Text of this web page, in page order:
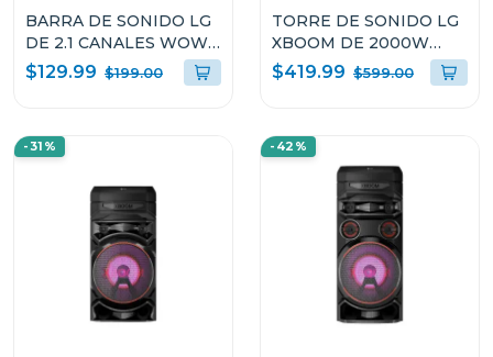
BARRA DE SONIDO LG
DE 2.1 CANALES WOW
ORCHESTRA E
INTERFAZ 140W S30A
$129.99 $199.00
TORRE DE SONIDO LG
XBOOM DE 2000W
KARAOKE STAR PRO DJ
WHEEL OK99M
$419.99 $599.00
-31% -42%